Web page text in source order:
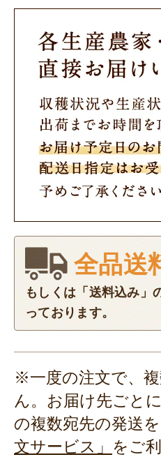
全品送
もしくは「送料込み」
っております。
※一度の注文で、
ん。お届け先ごと
の複数宛先の発送
文サービス」 をご